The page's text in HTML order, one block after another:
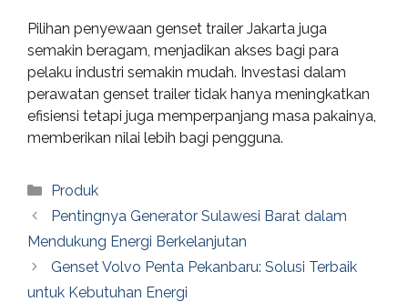
Pilihan penyewaan genset trailer Jakarta juga
semakin beragam, menjadikan akses bagi para
pelaku industri semakin mudah. Investasi dalam
perawatan genset trailer tidak hanya meningkatkan
efisiensi tetapi juga memperpanjang masa pakainya,
memberikan nilai lebih bagi pengguna.
Categories
Produk
Pentingnya Generator Sulawesi Barat dalam
Mendukung Energi Berkelanjutan
Genset Volvo Penta Pekanbaru: Solusi Terbaik
untuk Kebutuhan Energi